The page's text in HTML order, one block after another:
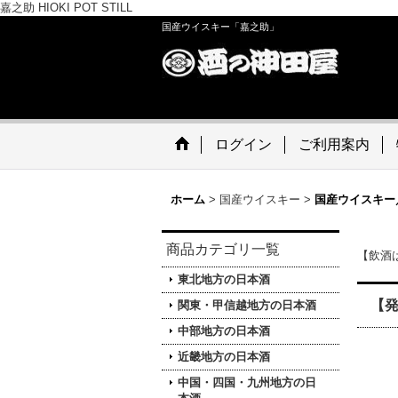
嘉之助 HIOKI POT STILL
国産ウイスキー「嘉之助」
ログイン ご利用案内
ホーム > 国産ウイスキー > 国産ウイスキ
商品カテゴリ一覧
東北地方の日本酒
関東・甲信越地方の日本酒
中部地方の日本酒
近畿地方の日本酒
中国・四国・九州地方の日
【飲
【